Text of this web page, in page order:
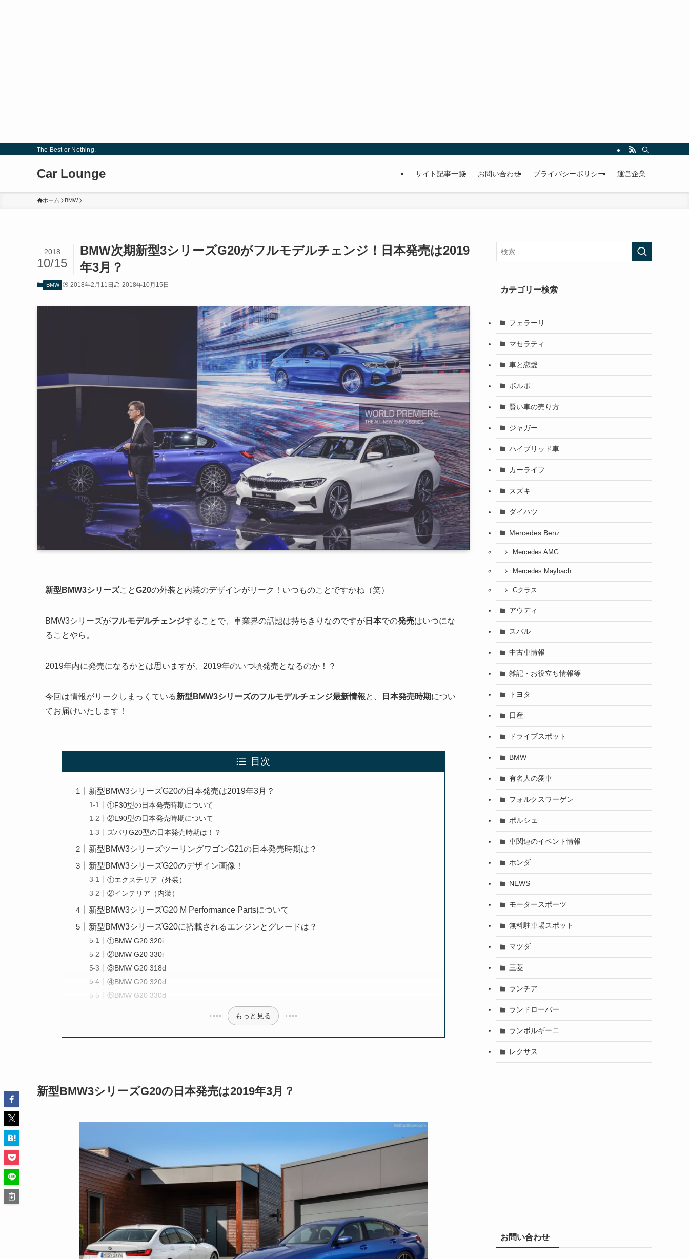
The Best or Nothing.
Car Lounge サイト記事一覧 お問い合わせ プライバシーポリシー 運営企業
ホーム BMW
BMW次期新型3シリーズG20がフルモデルチェンジ！日本発売は2019
年3月？
2018
10/15
BMW 2018年2月11日 2018年10月15日
新型BMW3シリーズことG20の外装と内装のデザインがリーク！いつものことですかね（笑）
BMW3シリーズがフルモデルチェンジすることで、車業界の話題は持ちきりなのですが 日本での発売はいつにな
ることやら。
2019年内に発売になるかとは思いますが、2019年のいつ頃発売となるのか！？
今回は情報がリークしまっくている新型BMW3シリーズのフルモデルチェンジ最新情報と、 日本発売時期につい
てお届けいたします！
目次
新型BMW3シリーズG20の日本発売は2019年3月？
①F30型の日本発売時期について
②E90型の日本発売時期について
ズバリG20型の日本発売時期は！？
新型BMW3シリーズツーリングワゴンG21の日本発売時期は？
新型BMW3シリーズG20のデザイン画像！
①エクステリア（外装）
②インテリア（内装）
新型BMW3シリーズG20 M Performance Partsについて
新型BMW3シリーズG20に搭載されるエンジンとグレードは？
①BMW G20 320i
②BMW G20 330i
③BMW G20 318d
④BMW G20 320d
⑤BMW G20 330d
もっと見る
新型BMW3シリーズG20の日本発売は2019年3月？
カテゴリー検索
フェラーリ
マセラティ
車と恋愛
ボルボ
賢い車の売り方
ジャガー
ハイブリッド車
カーライフ
スズキ
ダイハツ
Mercedes Benz
Mercedes AMG
Mercedes Maybach
Cクラス
アウディ
スバル
中古車情報
雑記・お役立ち情報等
トヨタ
日産
ドライブスポット
BMW
有名人の愛車
フォルクスワーゲン
ポルシェ
車関連のイベント情報
ホンダ
NEWS
モータースポーツ
無料駐車場スポット
マツダ
三菱
ランチア
ランドローバー
ランボルギーニ
レクサス
お問い合わせ